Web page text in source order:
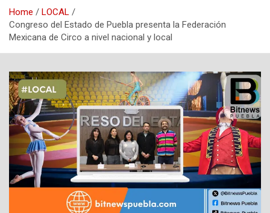
Home
LOCAL
Congreso del Estado de Puebla presenta la Federación
Mexicana de Circo a nivel nacional y local